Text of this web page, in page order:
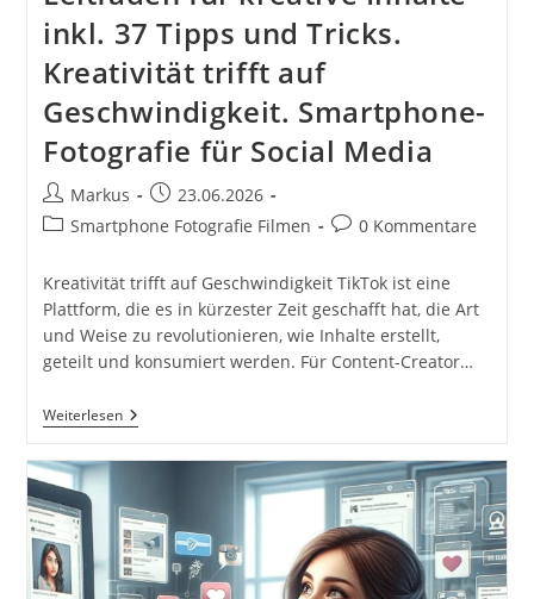
inkl. 37 Tipps und Tricks.
Kreativität trifft auf
Geschwindigkeit. Smartphone-
Fotografie für Social Media
Beitrags-
Autor:
Markus
Beitrag
veröffentlicht:
23.06.2026
Beitrags-
Smartphone Fotografie Filmen
Beitrags-
0 Kommentare
Kreativität trifft auf Geschwindigkeit TikTok ist eine
Plattform, die es in kürzester Zeit geschafft hat, die Art
und Weise zu revolutionieren, wie Inhalte erstellt,
geteilt und konsumiert werden. Für Content-Creator…
WeiterlesenPlattform-
Spezifische
Ein
Leitfaden
Für
Kreative
Inhalte